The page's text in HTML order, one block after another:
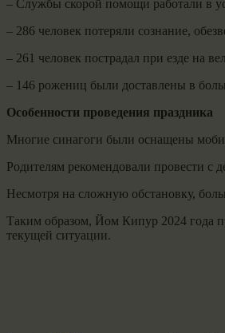
– Службы скорой помощи работали в
– 286 человек потеряли сознание,
– 261 человек пострадал при езде на
– 146 рожениц были доставлены в
Особенности проведения праздника
Многие синагоги были оснащены
Родителям рекомендовали провести с
Несмотря на сложную обстановку,
Таким образом, Йом Кипур 2024 года
текущей ситуации.